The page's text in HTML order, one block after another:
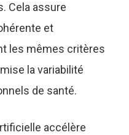
Cela assure
et
les mêmes critères
la variabilité
de santé.
accélère